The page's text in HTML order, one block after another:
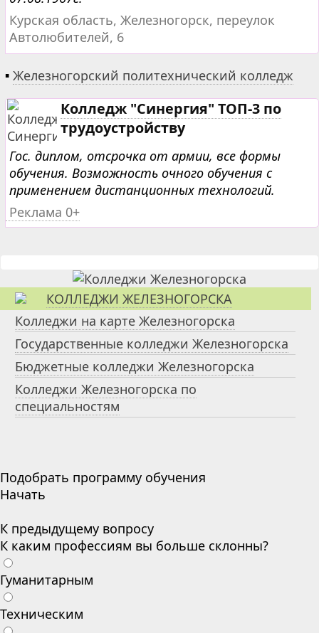
Курская область, Железногорск, переулок
Автолюбителей, 6
▪ Железногорский политехнический колледж
Колледж "Синергия" ТОП-3 по
трудоустройству
Гос. диплом, отсрочка от армии, все формы
обучения. Возможность очного обучения с
применением дистанционных технологий.
Реклама 0+
КОЛЛЕДЖИ ЖЕЛЕЗНОГОРСКА
Колледжи на карте Железногорска
Государственные колледжи Железногорска
Бюджетные колледжи Железногорска
Колледжи Железногорска по
специальностям
Подобрать программу обучения
Начать
К предыдущему вопросу
К каким профессиям вы больше склонны?
Гуманитарным
Техническим